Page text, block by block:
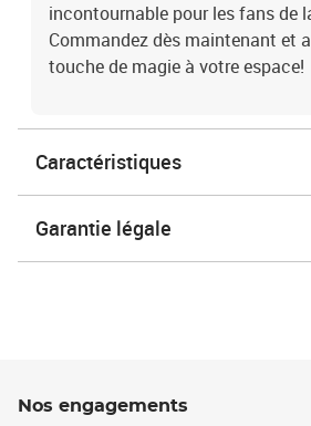
incontournable pour les fans de
Commandez dès maintenant et
touche de magie à votre espace!
Caractéristiques
Garantie légale
Nos engagements